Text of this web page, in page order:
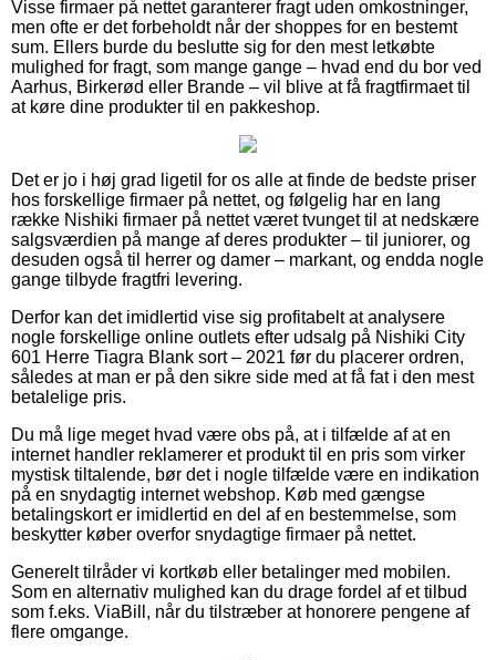
Visse firmaer på nettet garanterer fragt uden omkostninger,
men ofte er det forbeholdt når der shoppes for en bestemt
sum. Ellers burde du beslutte sig for den mest letkøbte
mulighed for fragt, som mange gange – hvad end du bor ved
Aarhus, Birkerød eller Brande – vil blive at få fragtfirmaet til
at køre dine produkter til en pakkeshop.
Det er jo i høj grad ligetil for os alle at finde de bedste priser
hos forskellige firmaer på nettet, og følgelig har en lang
række Nishiki firmaer på nettet været tvunget til at nedskære
salgsværdien på mange af deres produkter – til juniorer, og
desuden også til herrer og damer – markant, og endda nogle
gange tilbyde fragtfri levering.
Derfor kan det imidlertid vise sig profitabelt at analysere
nogle forskellige online outlets efter udsalg på Nishiki City
601 Herre Tiagra Blank sort – 2021 før du placerer ordren,
således at man er på den sikre side med at få fat i den mest
betalelige pris.
Du må lige meget hvad være obs på, at i tilfælde af at en
internet handler reklamerer et produkt til en pris som virker
mystisk tiltalende, bør det i nogle tilfælde være en indikation
på en snydagtig internet webshop. Køb med gængse
betalingskort er imidlertid en del af en bestemmelse, som
beskytter køber overfor snydagtige firmaer på nettet.
Generelt tilråder vi kortkøb eller betalinger med mobilen.
Som en alternativ mulighed kan du drage fordel af et tilbud
som f.eks. ViaBill, når du tilstræber at honorere pengene af
flere omgange.